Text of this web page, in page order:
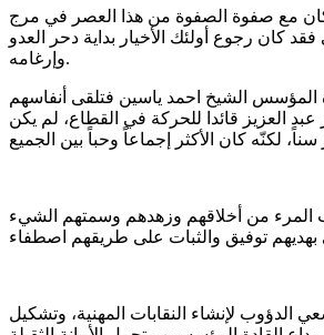
وكان مع صفوة الصفوة من هذا العصر في مرج
كان رجوع أولئك الأخيار بداية دحر العدو
وإرغامه.
المؤسس الشيخ احمد ياسين فتلقى أنفاسهم
عبد العزيز قائدا للحركة في القطاع، لم يكن
المرء من أخلاقهم وزهدهم وسمتهم الشيء
الدؤوب لإنشاء النقابات المهنية، وتشكيل